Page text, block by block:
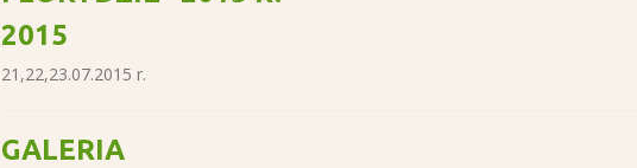
2015
21,22,23.07.2015 r.
GALERIA